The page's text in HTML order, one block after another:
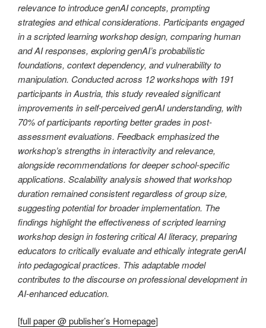
relevance to introduce genAI concepts, prompting
strategies and ethical considerations. Participants engaged
in a scripted learning workshop design, comparing human
and AI responses, exploring genAI’s probabilistic
foundations, context dependency, and vulnerability to
manipulation. Conducted across 12 workshops with 191
participants in Austria, this study revealed significant
improvements in self-perceived genAI understanding, with
70% of participants reporting better grades in post-
assessment evaluations. Feedback emphasized the
workshop’s strengths in interactivity and relevance,
alongside recommendations for deeper school-specific
applications. Scalability analysis showed that workshop
duration remained consistent regardless of group size,
suggesting potential for broader implementation. The
findings highlight the effectiveness of scripted learning
workshop design in fostering critical AI literacy, preparing
educators to critically evaluate and ethically integrate genAI
into pedagogical practices. This adaptable model
contributes to the discourse on professional development in
AI-enhanced education.
[full paper @ publisher’s Homepage]